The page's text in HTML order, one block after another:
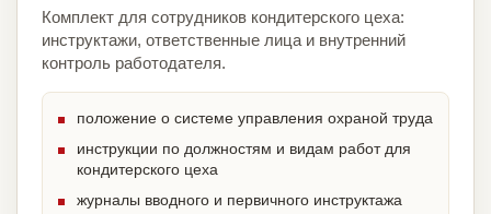
Комплект для сотрудников кондитерского цеха:
инструктажи, ответственные лица и внутренний
контроль работодателя.
положение о системе управления охраной труда
инструкции по должностям и видам работ для
кондитерского цеха
журналы вводного и первичного инструктажа